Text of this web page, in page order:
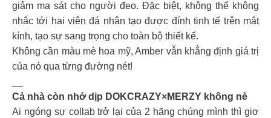
giảm ma sát cho người đeo. Đặc biệt, không thể không
nhắc tới hai viên đá nhân tạo được đính tinh tế trên mắt
kính, tạo sự sang trọng cho toàn bộ thiết kế.
Không cần màu mè hoa mỹ, Amber vẫn khẳng định giá trị
của nó qua từng đường nét!
Cả nhà còn nhớ dịp DOKCRAZY×MERZY không nè
Ai ngóng sự collab trở lại của 2 hãng chúng mình thì giơ